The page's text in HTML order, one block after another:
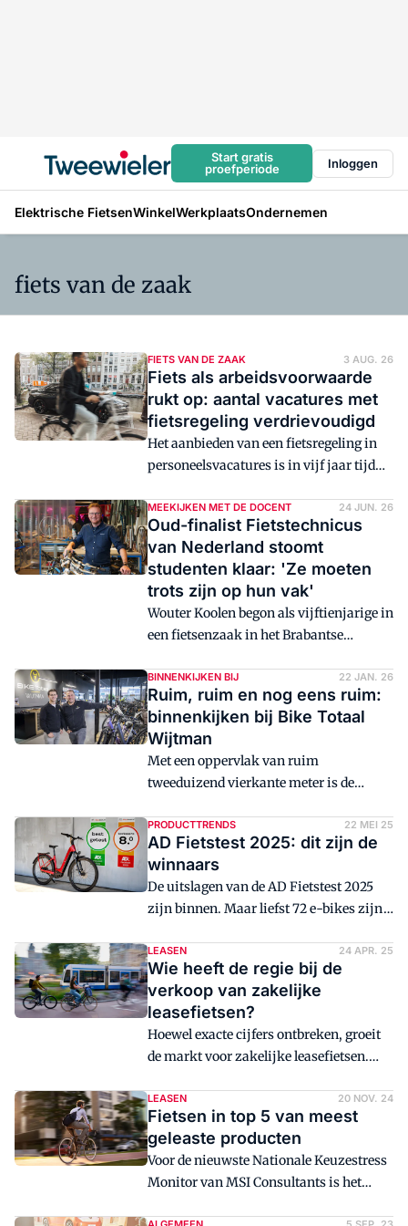
Start gratis
proefperiode
Inloggen
Elektrische FietsenWinkelWerkplaatsOndernemen
fiets van de zaak
FIETS VAN DE ZAAK 3 AUG. 26
Fiets als arbeidsvoorwaarde
rukt op: aantal vacatures met
fietsregeling verdrievoudigd
Het aanbieden van een fietsregeling in
personeelsvacatures is in vijf jaar tijd
in 2021 nog in 4.047 vacatures een
fietsplan of leasefiets expliciet als
secundaire arbeidsvoorwaarde
noemden, is dat aantal in 2026
opgelopen naar 11.076.
MEEKIJKEN MET DE DOCENT 24 JUN. 26
Oud-finalist Fietstechnicus
van Nederland stoomt
studenten klaar: 'Ze moeten
trots zijn op hun vak'
Wouter Koolen begon als vijftienjarige in
een fietsenzaak in het Brabantse
hij in diverse fietsenzaken in Nederland
en België, van werkplaatsmonteur tot
bedrijfsleider. Het vak kende voor hem
weinig geheimen meer. Tot vijf jaar
geleden zijn leven onverwacht
veranderde door kanker.
BINNENKIJKEN BIJ 22 JAN. 26
Ruim, ruim en nog eens ruim:
binnenkijken bij Bike Totaal
Wijtman
Met een oppervlak van ruim
tweeduizend vierkante meter is de
de grootste van zes winkels van Bike
Totaal Wijtman. Deze opvallend hoge en
ruime tweewielerzaak draait boven
verwachting goed.
PRODUCTTRENDS 22 MEI 25
AD Fietstest 2025: dit zijn de
winnaars
De uitslagen van de AD Fietstest 2025
zijn binnen. Maar liefst 72 e-bikes zijn
verspreid over 16 categorieën - van
stadsfietsen en toerfietsen tot fatbikes,
vouwfietsen, longtails en speed pedelecs.
Ook veel dealermerken gooien hoge ogen
als het gaat om de vermelding Beste
Koop of Best Getest.
LEASEN 24 APR. 25
Wie heeft de regie bij de
verkoop van zakelijke
leasefietsen?
Hoewel exacte cijfers ontbreken, groeit
de markt voor zakelijke leasefietsen.
bieden kansen voor fietsbedrijven,
waarbij leasemaatschappijen een
belangrijke rol voor retailers kunnen
vervullen. Hoe afhankelijk zijn
tweewielerwinkels van deze bedrijven
LEASEN 20 NOV. 24
Fietsen in top 5 van meest
geleaste producten
Voor de nieuwste Nationale Keuzestress
Monitor van MSI Consultants is het